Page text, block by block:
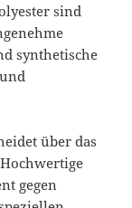
sind
synthetische
über das
gegen